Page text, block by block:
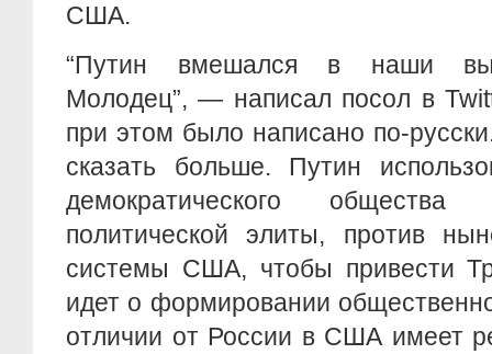
США.
“Путин вмешался в наши
Молодец”, — написал посол в
при этом было написано по-
сказать больше. Путин
демократического
политической элиты, против
системы США, чтобы привести
идет о формировании
отличии от России в США имеет